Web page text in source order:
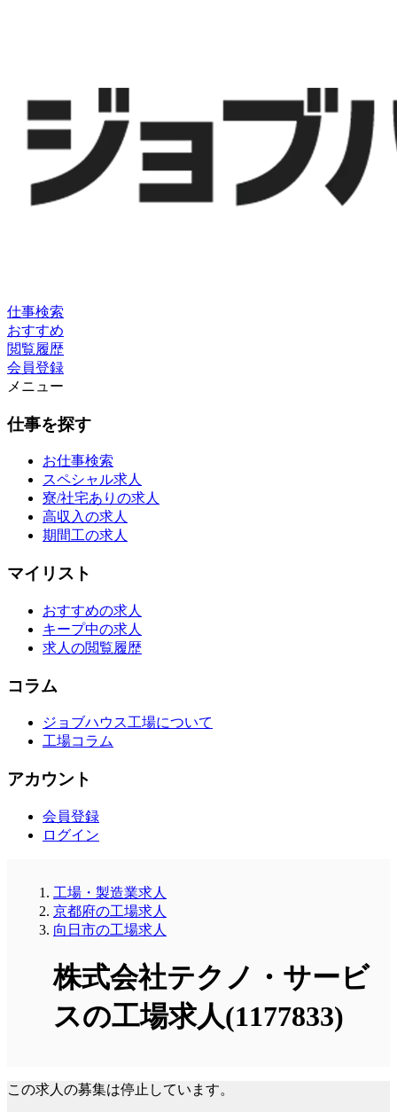
仕事検索
おすすめ
閲覧履歴
会員登録
メニュー
仕事を探す
お仕事検索
スペシャル求人
寮/社宅ありの求人
高収入の求人
期間工の求人
マイリスト
おすすめの求人
キープ中の求人
求人の閲覧履歴
コラム
ジョブハウス工場について
工場コラム
アカウント
会員登録
ログイン
工場・製造業求人
京都府の工場求人
向日市の工場求人
株式会社テクノ・サービ
スの工場求人(1177833)
この求人の募集は停止しています。